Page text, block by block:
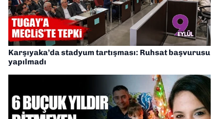
Karşıyaka’da stadyum tartışması: Ruhsat başvurusu
yapılmadı